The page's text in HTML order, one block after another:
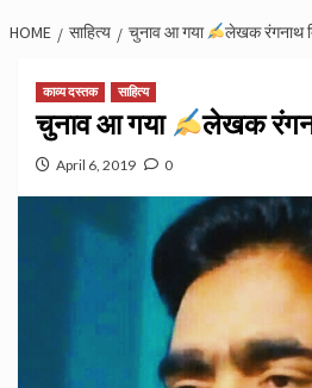
HOME साहित्य चुनाव आ गया लेखक रंगनाथ
काव्य दस्तक साहित्य
चुनाव आ गया लेखक
April 6, 2019 0